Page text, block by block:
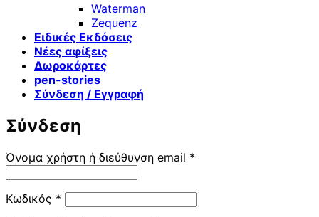
Waterman
Zequenz
Ειδικές Εκδόσεις
Νέες αφίξεις
Δωροκάρτες
pen-stories
Σύνδεση / Εγγραφή
Σύνδεση
Όνομα χρήστη ή διεύθυνση email *
Κωδικός * Απαιτείται